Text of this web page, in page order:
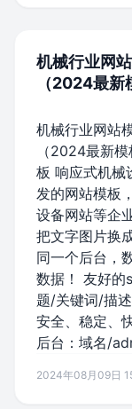
机械行业网
（2024最新
机械行业网站
（2024最新
板 响应式机械
发的网站模板
设备网站等企
把文字图片换
同一个后台，
数据！ 友好的
题/关键词/描
安全、稳定、
后台：域名/
2024年08月09日